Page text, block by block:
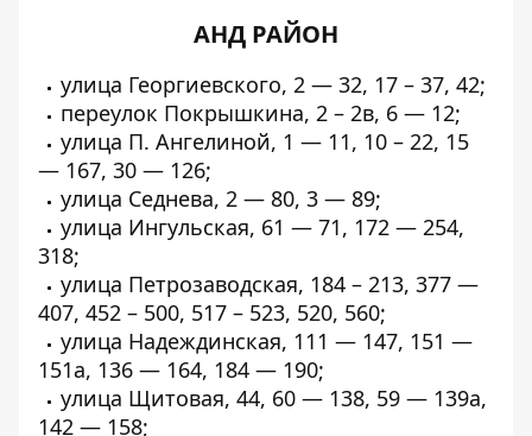
АНД РАЙОН
улица Георгиевского, 2 — 32, 17 – 37, 42;
переулок Покрышкина, 2 – 2в, 6 — 12;
улица П. Ангелиной, 1 — 11, 10 – 22, 15
— 167, 30 — 126;
улица Седнева, 2 — 80, 3 — 89;
улица Ингульская, 61 — 71, 172 — 254,
318;
улица Петрозаводская, 184 – 213, 377 —
407, 452 – 500, 517 – 523, 520, 560;
улица Надеждинская, 111 — 147, 151 —
151а, 136 — 164, 184 — 190;
улица Щитовая, 44, 60 — 138, 59 — 139а,
142 — 158;